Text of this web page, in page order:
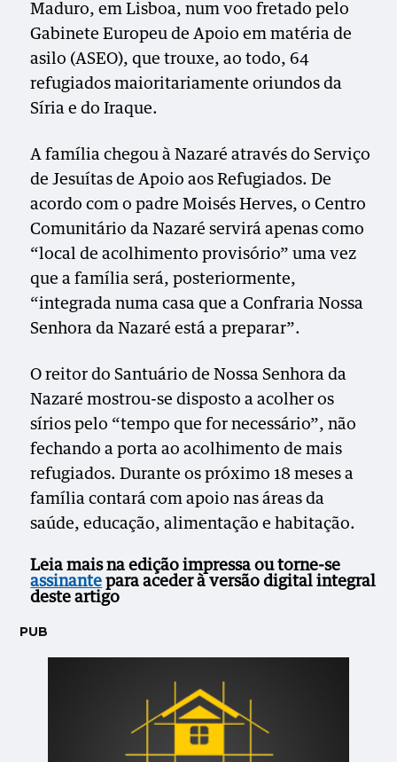
Maduro, em Lisboa, num voo fretado pelo
Gabinete Europeu de Apoio em matéria de
asilo (ASEO), que trouxe, ao todo, 64
refugiados maioritariamente oriundos da
Síria e do Iraque.
A família chegou à Nazaré através do Serviço
de Jesuítas de Apoio aos Refugiados. De
acordo com o padre Moisés Herves, o Centro
Comunitário da Nazaré servirá apenas como
“local de acolhimento provisório” uma vez
que a família será, posteriormente,
“integrada numa casa que a Confraria Nossa
Senhora da Nazaré está a preparar”.
O reitor do Santuário de Nossa Senhora da
Nazaré mostrou-se disposto a acolher os
sírios pelo “tempo que for necessário”, não
fechando a porta ao acolhimento de mais
refugiados. Durante os próximo 18 meses a
família contará com apoio nas áreas da
saúde, educação, alimentação e habitação.
Leia mais na edição impressa ou torne-se
assinante para aceder à versão digitalintegral
deste artigo
PUB